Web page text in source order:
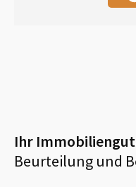
Ihr
Beurteilung und